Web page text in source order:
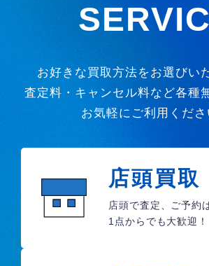
お好きな買取方法をお選びい
査定料・キャンセル料など各種
お気軽にご利用くださ
店頭買取
店頭で査定、ご予約
1点からでも大歓迎！